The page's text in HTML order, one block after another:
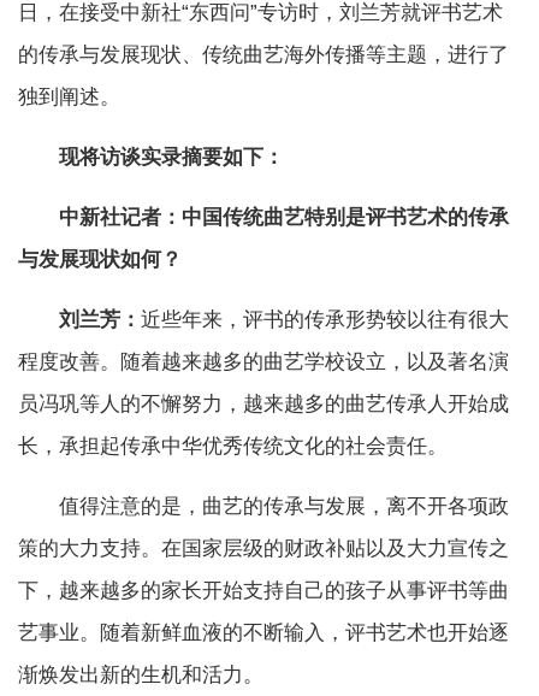
日，在接受中新社“东西问”专访时，刘兰芳就评书艺术
的传承与发展现状、传统曲艺海外传播等主题，进行了
独到阐述。
现将访谈实录摘要如下：
中新社记者：中国传统曲艺特别是评书艺术的传承
与发展现状如何？
刘兰芳： 近些年来，评书的传承形势较以往有很大
程度改善。随着越来越多的曲艺学校设立，以及著名演
员冯巩等人的不懈努力，越来越多的曲艺传承人开始成
长，承担起传承中华优秀传统文化的社会责任。
值得注意的是，曲艺的传承与发展，离不开各项政
策的大力支持。在国家层级的财政补贴以及大力宣传之
下，越来越多的家长开始支持自己的孩子从事评书等曲
艺事业。随着新鲜血液的不断输入，评书艺术也开始逐
渐焕发出新的生机和活力。